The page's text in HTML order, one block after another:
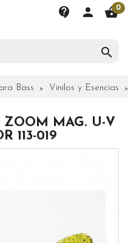
contact_support person shopping_basket0

Bass Vinilos y Esencias
MAG. U-V
113-019